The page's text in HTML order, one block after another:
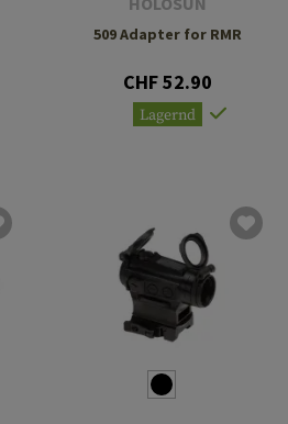
509 Adapter for RMR
CHF 52.90
Lagernd